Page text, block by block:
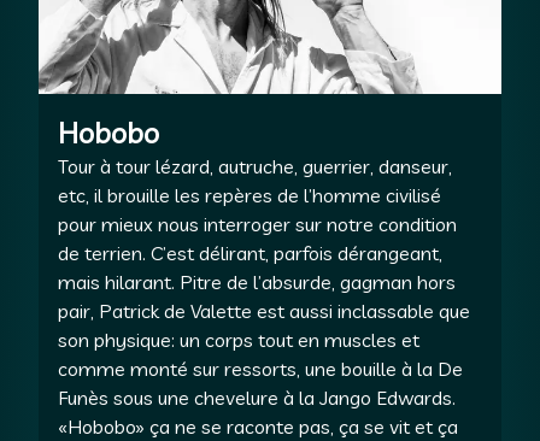
Hobobo
Tour à tour lézard, autruche, guerrier, danseur,
etc, il brouille les repères de l’homme civilisé
pour mieux nous interroger sur notre condition
de terrien. C’est délirant, parfois dérangeant,
mais hilarant. Pitre de l’absurde, gagman hors
pair, Patrick de Valette est aussi inclassable que
son physique: un corps tout en muscles et
comme monté sur ressorts, une bouille à la De
Funès sous une chevelure à la Jango Edwards.
«Hobobo» ça ne se raconte pas, ça se vit et ça